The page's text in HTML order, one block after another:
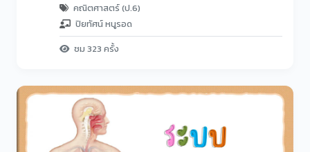
คณิตศาสตร์ (ป.6)
ปิยทัศน์ หนูรอด
ชม 323 ครั้ง